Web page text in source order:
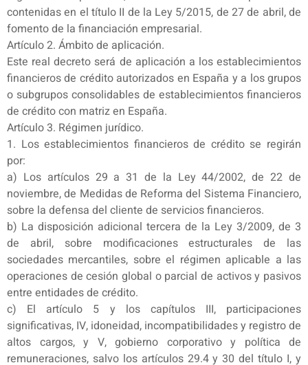
contenidas en el título II de la Ley 5/2015, de 27 de abril, de
fomento de la financiación empresarial.
Artículo 2. Ámbito de aplicación.
Este real decreto será de aplicación a los establecimientos
financieros de crédito autorizados en España y a los grupos
o subgrupos consolidables de establecimientos financieros
de crédito con matriz en España.
Artículo 3. Régimen jurídico.
1. Los establecimientos financieros de crédito se regirán
por:
a) Los artículos 29 a 31 de la Ley 44/2002, de 22 de
noviembre, de Medidas de Reforma del Sistema Financiero,
sobre la defensa del cliente de servicios financieros.
b) La disposición adicional tercera de la Ley 3/2009, de 3
de abril, sobre modificaciones estructurales de las
sociedades mercantiles, sobre el régimen aplicable a las
operaciones de cesión global o parcial de activos y pasivos
entre entidades de crédito.
c) El artículo 5 y los capítulos III, participaciones
significativas, IV, idoneidad, incompatibilidades y registro de
altos cargos, y V, gobierno corporativo y política de
remuneraciones, salvo los artículos 29.4 y 30 del título I, y